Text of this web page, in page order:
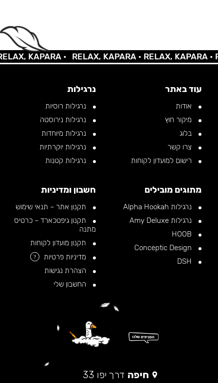
KAPARA • RELAX, KAPARA •RELAX, KAPARA •
עוד באתר
אודות
מיקור חוץ
בלוג
צרו קשר
רישום למועדון לקוחות
נרגילות
נרגילות רוסיות
נרגילות נירוסטה
נרגילות מיוחדות
נרגילות יוקרתיות
נרגילות קטנות
מתוגים מובילים
נרגילות Alpha Hookah
נרגילות Amy Deluxe
חשבון ומדיניות
תקנון אתר – תנאי שימוש
תקנון גיפטכארד – כרטיס
מתנה
תקנון מועדון לקוחות
מדיניות פרטיות
?
הצהרת נגישות
החשבון שלי
חיפה דרך יפו 33